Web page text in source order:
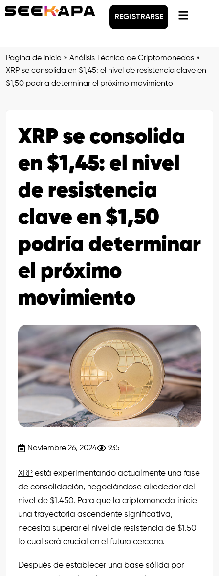
REGISTRARSE
Pagina de inicio » Análisis Técnico de Criptomonedas »
XRP se consolida en $1,45: el nivel de resistencia clave en
$1,50 podría determinar el próximo movimiento
XRP se consolida
en $1,45: el nivel
de resistencia
clave en $1,50
podría determinar
el próximo
movimiento
Noviembre 26, 2024 935
XRP está experimentando actualmente una fase
de consolidación, negociándose alrededor del
nivel de $1.450. Para que la criptomoneda inicie
una trayectoria ascendente significativa,
necesita superar el nivel de resistencia de $1.50,
lo cual será crucial en el futuro cercano.
Después de establecer una base sólida por